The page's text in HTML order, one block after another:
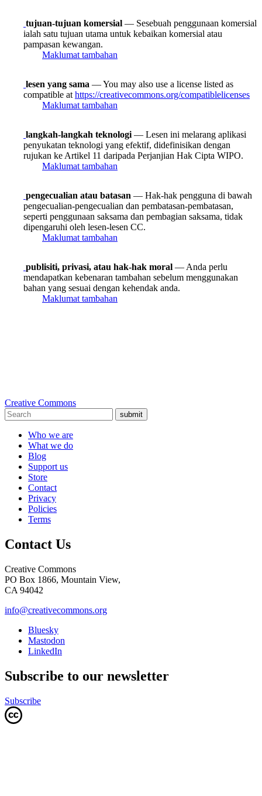
tujuan-tujuan komersial — Sesebuah penggunaan komersial
ialah satu tujuan utama untuk kebaikan komersial atau
pampasan kewangan.
Maklumat tambahan
lesen yang sama — You may also use a license listed as
compatible at https://creativecommons.org/compatiblelicenses
Maklumat tambahan
langkah-langkah teknologi — Lesen ini melarang aplikasi
penyukatan teknologi yang efektif, didefinisikan dengan
rujukan ke Artikel 11 daripada Perjanjian Hak Cipta WIPO.
Maklumat tambahan
pengecualian atau batasan — Hak-hak pengguna di bawah
pengecualian-pengecualian dan pembatasan-pembatasan,
seperti penggunaan saksama dan pembagian saksama, tidak
dipengaruhi oleh lesen-lesen CC.
Maklumat tambahan
publisiti, privasi, atau hak-hak moral — Anda perlu
mendapatkan kebenaran tambahan sebelum menggunakan
bahan yang sesuai dengan kehendak anda.
Maklumat tambahan
Creative Commons
submit
Who we are
What we do
Blog
Support us
Store
Contact
Privacy
Policies
Terms
Contact Us
Creative Commons
PO Box 1866, Mountain View,
CA 94042
info@creativecommons.org
Bluesky
Mastodon
LinkedIn
Subscribe to our newsletter
Subscribe